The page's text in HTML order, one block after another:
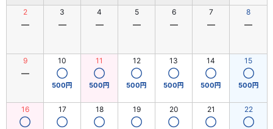
2
―
3
―
4
―
5
―
6
―
7
―
8
―
9
―
10
◯
500円
11
◯
500円
12
◯
500円
13
◯
500円
14
◯
500円
15
◯
500円
16
◯
17
◯
18
◯
19
◯
20
◯
21
◯
22
◯